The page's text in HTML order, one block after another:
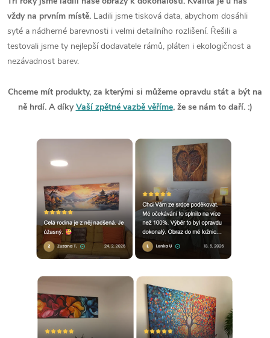
vždy na prvním místě. Ladili jsme tisková data, abychom dosáhli
syté a nádherné barevnosti i velmi detailního rozlišení. Řešili a
testovali jsme ty nejlepší dodavatele rámů, pláten i ekologičnost a
nezávadnost barev.
Chceme mít produkty, za kterými si můžeme opravdu stát a být na
ně hrdí. A díkyVaší zpětné vazbě věříme, že se nám to daří. :)